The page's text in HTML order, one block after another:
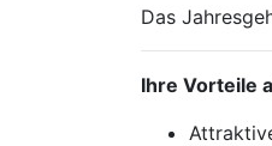
Das
Ihre Vorteile